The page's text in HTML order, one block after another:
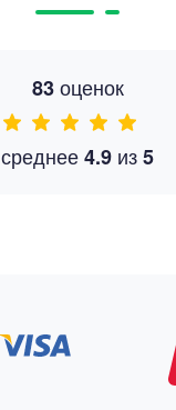
83оценок
среднее4.9 из5